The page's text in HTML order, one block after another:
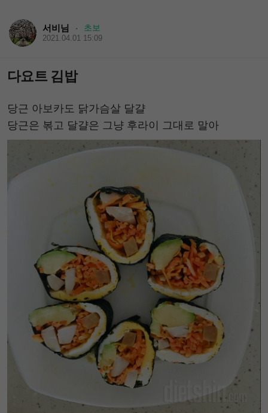
서비님 · 초보
2021.04.01 15:09
다요트 김밥
당근 아보카도 닭가슴살 달걀
당근은 볶고 달걀은 그냥 후라이 그대로 말아